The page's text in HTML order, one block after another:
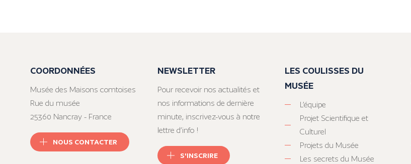
COORDONNÉES
Musée des Maisons comtoises
Rue du musée
25360 Nancray - France
NOUS CONTACTER
NEWSLETTER
Pour recevoir nos actualités et
nos informations de dernière
minute, inscrivez-vous à notre
lettre d’info !
S'INSCRIRE
LES COULISSES DU
MUSÉE
L’équipe
Projet Scientifique et
Culturel
Projets du Musée
Les secrets du Musée